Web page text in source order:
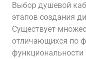
Выбор душевой
этапов создания
Существует
отличающихся по
функциональности